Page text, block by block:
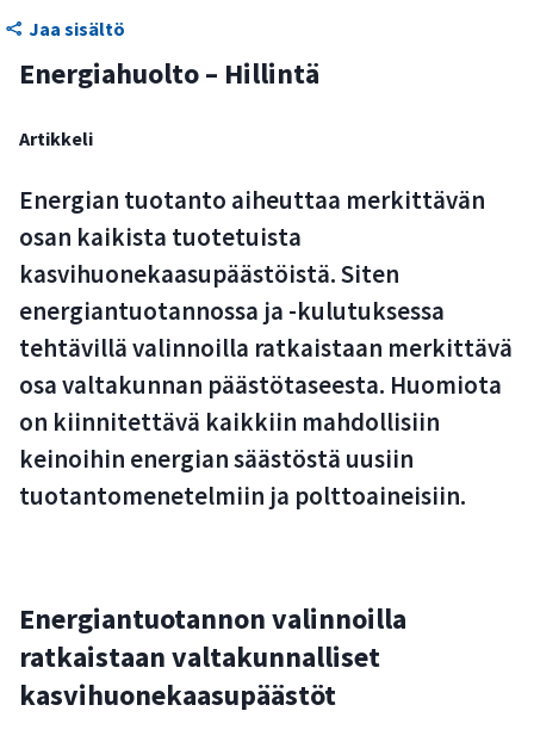
Jaa sisältö
Energiahuolto – Hillintä
Artikkeli
Energian tuotanto aiheuttaa merkittävän
osan kaikista tuotetuista
kasvihuonekaasupäästöistä. Siten
energiantuotannossa ja -kulutuksessa
tehtävillä valinnoilla ratkaistaan merkittävä
osa valtakunnan päästötaseesta. Huomiota
on kiinnitettävä kaikkiin mahdollisiin
keinoihin energian säästöstä uusiin
tuotantomenetelmiin ja polttoaineisiin.
Energiantuotannon valinnoilla
ratkaistaan valtakunnalliset
kasvihuonekaasupäästöt